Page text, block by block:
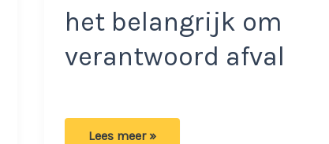
het belangrijk om
verantwoord afval
Verantwoord
Lees meer »